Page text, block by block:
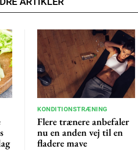
KONDITIONSTRÆNING
Flere trænere anbefaler
nu en anden vej til en
fladere mave